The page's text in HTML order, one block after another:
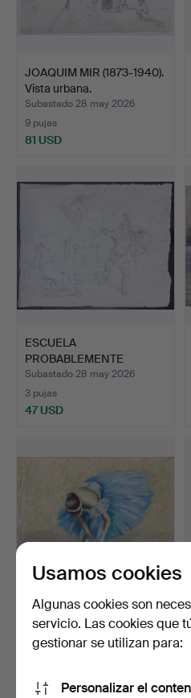
JOAQUIM MIR (1873-1940).
Vista urbana.
Subastado 28 may 2026
9 pujas
81 USD
ESCUELA
PROBABLEMENTE
FRANCESA, DE PRINCIP…
Subastado 28 may 2026
3 pujas
47 USD
RAMON RIBAS RIUS (1903-
1983). Bailarina.
Subastado 28 may 2026
151 USD
Usamos cookies
Algunas cookies son
servicio. Las cookies que
gestionar se utilizan para:
Personalizar el